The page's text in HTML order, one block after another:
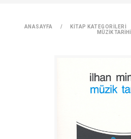
ANASAYFA KİTAP KATEGORİLERİ
MÜZİK TARİHİ